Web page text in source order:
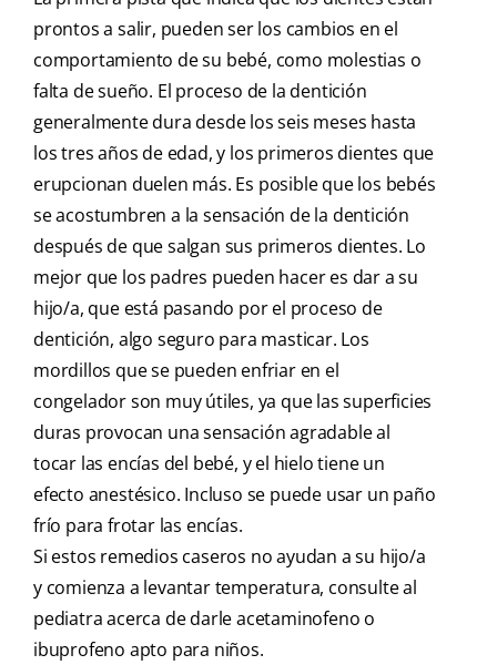
prontos a salir, pueden ser los cambios en el
comportamiento de su bebé, como molestias o
falta de sueño. El proceso de la dentición
generalmente dura desde los seis meses hasta
los tres años de edad, y los primeros dientes que
erupcionan duelen más. Es posible que los bebés
se acostumbren a la sensación de la dentición
después de que salgan sus primeros dientes. Lo
mejor que los padres pueden hacer es dar a su
hijo/a, que está pasando por el proceso de
dentición, algo seguro para masticar. Los
mordillos que se pueden enfriar en el
congelador son muy útiles, ya que las superficies
duras provocan una sensación agradable al
tocar las encías del bebé, y el hielo tiene un
efecto anestésico. Incluso se puede usar un paño
frío para frotar las encías.
Si estos remedios caseros no ayudan a su hijo/a
y comienza a levantar temperatura, consulte al
pediatra acerca de darle acetaminofeno o
ibuprofeno apto para niños.